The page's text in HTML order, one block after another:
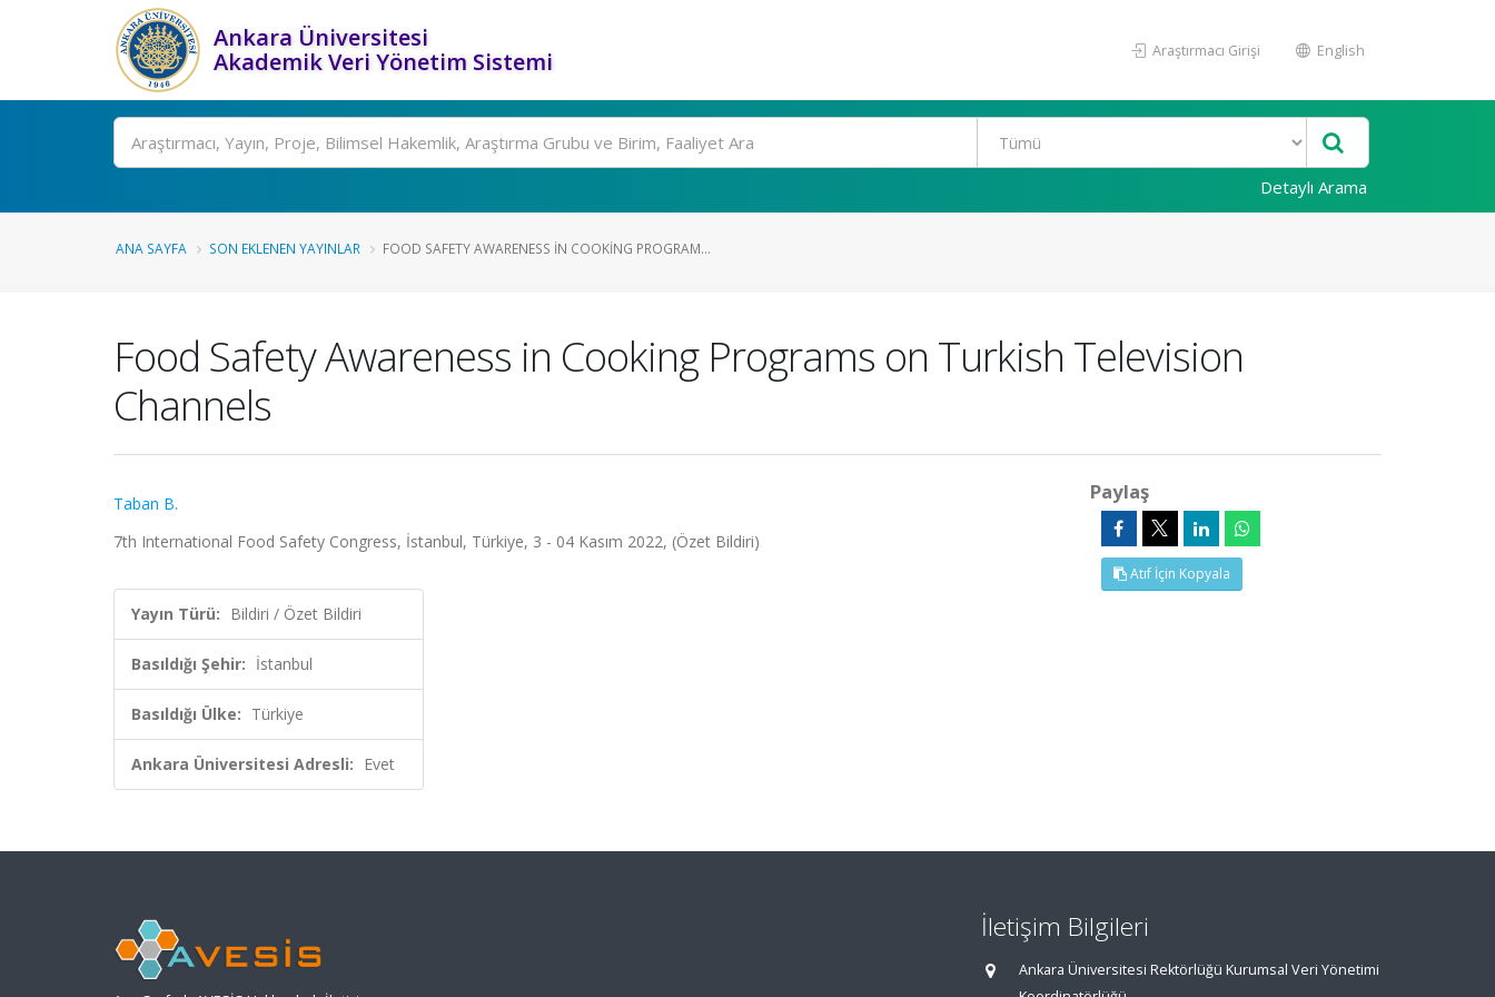
Ankara Üniversitesi
Akademik Veri Yönetim Sistemi
Araştırmacı Girişi English
Ara
Detaylı Arama
ANA SAYFA SON EKLENEN YAYINLAR FOOD SAFETY AWARENESS IN COOKING PROGRAM...
Food Safety Awareness in Cooking Programs on Turkish Television
Channels
Taban B.
7th International Food Safety Congress, İstanbul, Türkiye, 3 - 04 Kasım 2022, (Özet Bildiri)
Yayın Türü: Bildiri / Özet Bildiri
Basıldığı Şehir: İstanbul
Basıldığı Ülke: Türkiye
Ankara Üniversitesi Adresli: Evet
Paylaş
Atıf İçin Kopyala
İletişim Bilgileri
Ankara Üniversitesi Rektörlüğü Kurumsal Veri Yönetimi